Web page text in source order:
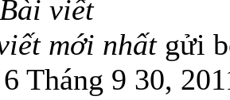
Bài viết
mới nhấtgửi
Tháng 9 30,